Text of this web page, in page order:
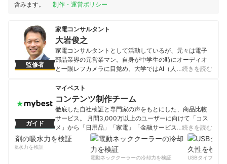
含みます。
制作・運営ポリシー
監修者
家電コンサルタント
大岩俊之
家電コンサルタントとして活動しているが、元々は電子
部品業界の元営業マン。自身が中学生の時にオーディオ
と一眼レフカメラに目覚め、大学ではAI（人工知能）を
の方に魅力を感じ営業職へ。その後、電子部品メーカ
ー・半導体商社・パソコンメーカーなどで、家電メーカ
ー・家電量販店など向けの法人営業を経験。いずれの会
社でも、前年比150％以上の営業数字を達成、営業職200
人中１位の売上実績も持つ。その後、セミナー講師とし
て活動する傍ら、家電製品の裏事情を知る家電コンサル
タントとして活動し、テレビ番組にも「家電の達人」と
して毎年出演。家電メーカーに営業していたため、コネ
クタ・スイッチ・半導体などに精通しており、家電の内
…続きを読む
ガイド
マイベスト
コンテンツ制作チーム
徹底した自社検証と専門家の声をもとにした、商品比較
サービス。 月間3,000万以上のユーザーに向けて「コス
メ」から「日用品」「家電」「金融サービス」まで、ベ
ストな商品を選んでもらうために、毎日コンテンツを制
コンテンツ制作チームのプロフィール
…続きを読む
の吸水力を検証
電動ネッククーラーの冷却力を検証
USBタイプCケー